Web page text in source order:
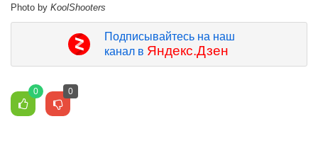
Photo by KoolShooters
Подписывайтесь на наш
канал в Яндекс.Дзен
0 0